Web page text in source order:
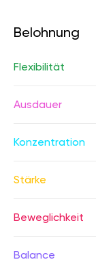
Belohnung
Flexibilität
Ausdauer
Konzentration
Stärke
Beweglichkeit
Balance